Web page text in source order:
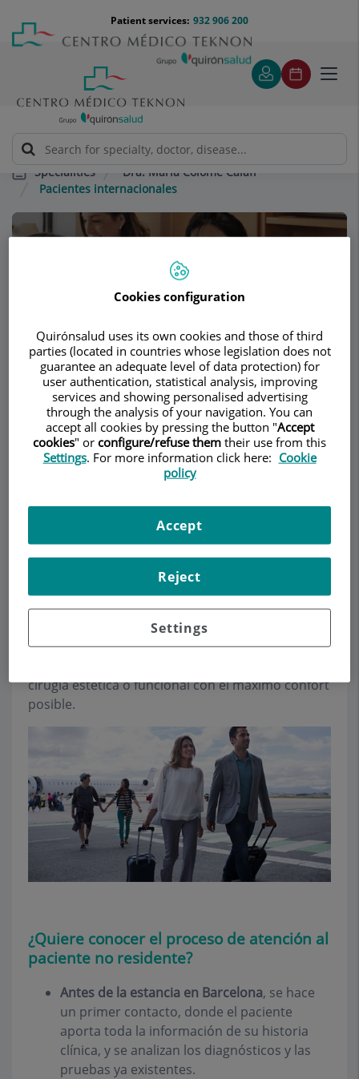
content
Menú
teléfono
cabecera
932 906 200
Patient services:
Specialities
Dra. María Colomé Calafí
Pacientes internacionales
Dra. María Colomé
OTORHINOLARYNGOLOGY
Description ServicesTeamContact Relevant details
Opening hours
Make an appointment
Pacientes internacionales
La Dra. Colomé y su equipo están preparados
para atender a aquellos pacientes que no residen
cirugía estética o funcional con el máximo confort
posible.
¿Quiere conocer el proceso de atención al
paciente no residente?
Antes de la estancia en Barcelona, se hace
un primer contacto, donde el paciente
aporta toda la información de su historia
clínica, y se analizan los diagnósticos y las
pruebas ya existentes.
Cookies configuration
Quirónsalud uses its own cookies and those of third
parties (located in countries whose legislation does not
guarantee an adequate level of data protection) for
user authentication, statistical analysis, improving
services and showing personalised advertising
through the analysis of your navigation. You can
accept all cookies by pressing the button "Accept
cookies" or configure/refuse them their use from this
Settings. For more information click here: Cookie
policy
Settings
Reject
Accept